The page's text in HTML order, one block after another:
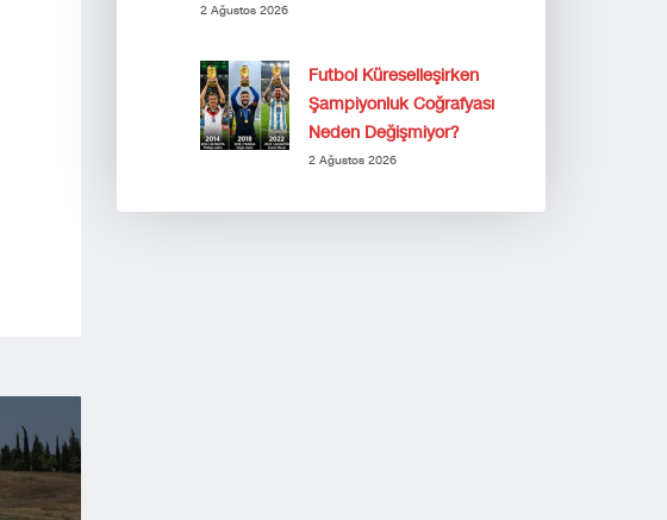
2 Ağustos 2026
Futbol Küreselleşirken
Şampiyonluk Coğrafyası
Neden Değişmiyor?
2 Ağustos 2026